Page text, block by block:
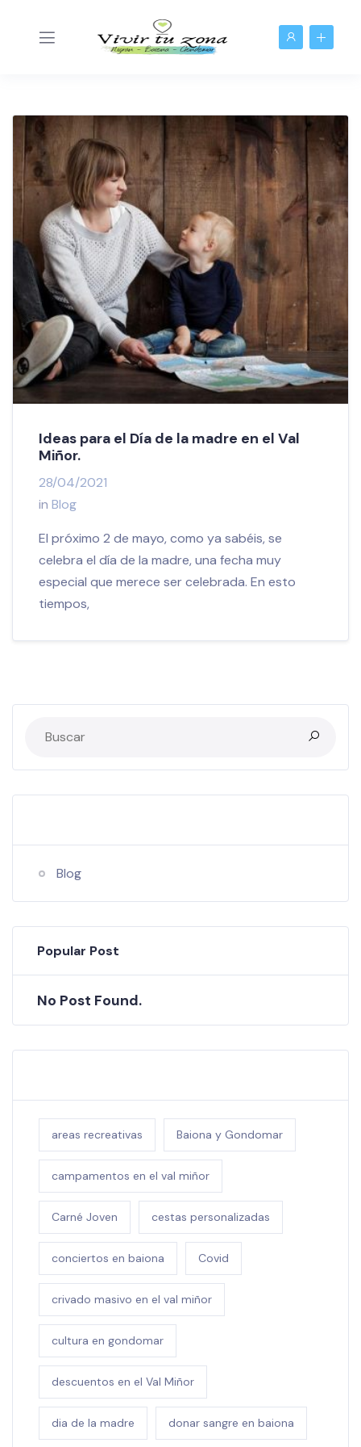
Ideas para el Día de la madre en el Val
Miñor.
28/04/2021
in Blog
El próximo 2 de mayo, como ya sabéis, se
celebra el día de la madre, una fecha muy
especial que merece ser celebrada. En esto
tiempos,
Blog
Popular Post
No Post Found.
areas recreativas Baiona y Gondomar
campamentos en el val miñor
Carné Joven cestas personalizadas
conciertos en baiona Covid
crivado masivo en el val miñor
cultura en gondomar
descuentos en el Val Miñor
dia de la madre donar sangre en baiona